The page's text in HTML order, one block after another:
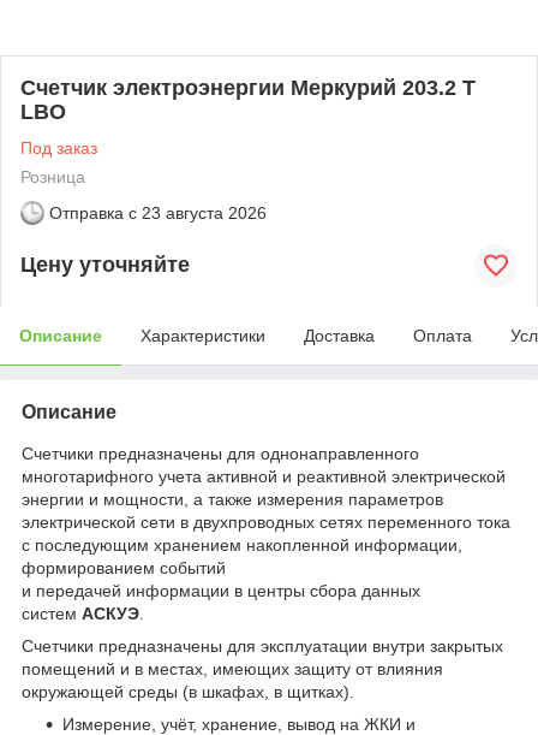
Счетчик электроэнергии Меркурий 203.2 T
LBO
Под заказ
Розница
Отправка с 23 августа 2026
Цену уточняйте
Описание Характеристики Доставка Оплата
Описание
Счетчики предназначены для однонаправленного
многотарифного учета активной и реактивной электрической
энергии и мощности, а также измерения параметров
электрической сети в двухпроводных сетях переменного тока
с последующим хранением накопленной информации,
формированием событий
и передачей информации в центры сбора данных
систем АСКУЭ
Счетчики предназначены для эксплуатации внутри закрытых
помещений и в местах, имеющих защиту от влияния
окружающей среды (в шкафах, в щитках).
Измерение, учёт, хранение, вывод на ЖКИ и